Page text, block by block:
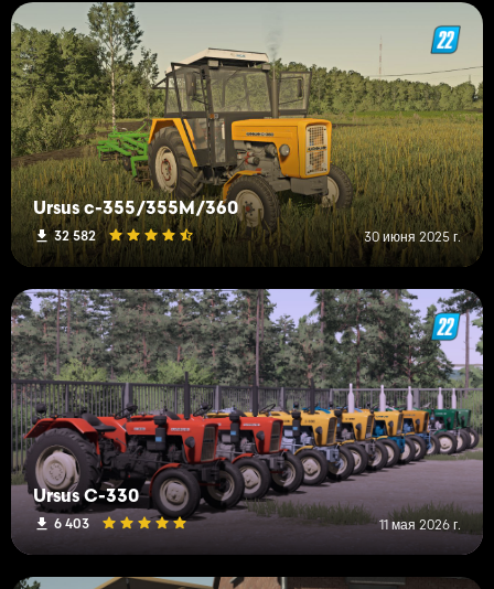
Ursus c-355/355M/360
32 582 30 июня 2025 г.
Ursus C-330
6 403 11 мая 2026 г.